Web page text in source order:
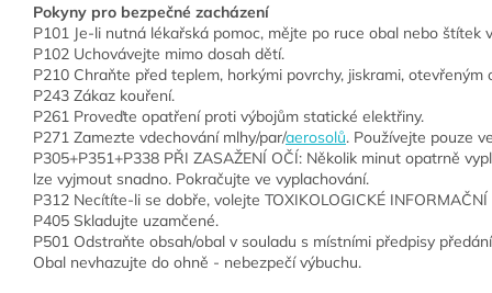
Pokyny pro bezpečné zacházení
P101 Je-li nutná lékařská pomoc, mějte po ruce obal nebo štítek
P102 Uchovávejte mimo dosah dětí.
P210 Chraňte před teplem, horkými povrchy, jiskrami, otevřeným
P243 Zákaz kouření.
P261 Proveďte opatření proti výbojům statické elektřiny.
P271 Zamezte vdechování mlhy/par/aerosolů. Používejte pouze
P305+P351+P338 PŘI ZASAŽENÍ OČÍ: Několik minut opatrně
lze vyjmout snadno. Pokračujte ve vyplachování.
P312 Necítíte-li se dobře, volejte TOXIKOLOGICKÉ INFORMAČNÍ
P405 Skladujte uzamčené.
P501 Odstraňte obsah/obal v souladu s místními předpisy
Obal nevhazujte do ohně - nebezpečí výbuchu.